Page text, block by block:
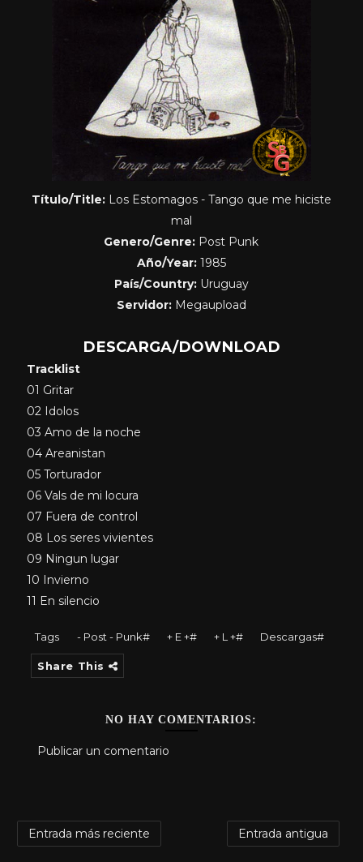
Título/Title:Los Estomagos - Tango que me hiciste
mal
Genero/Genre: Post Punk
Año/Year:1985
País/Country:Uruguay
Servidor:Megaupload
DESCARGA/DOWNLOAD
Tracklist
01 Gritar
02 Idolos
03 Amo de la noche
04 Areanistan
05 Torturador
06 Vals de mi locura
07 Fuera de control
08 Los seres vivientes
09 Ningun lugar
10 Invierno
11 En silencio
Tags - Post - Punk# + E +# + L +# Descargas#
Share This
NO HAY COMENTARIOS:
Publicar un comentario
Entrada más reciente Entrada antigua